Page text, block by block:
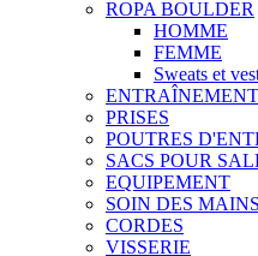
ROPA BOULDER
HOMME
FEMME
Sweats et
ENTRAÎNEMENT
PRISES
POUTRES
SACS POUR
EQUIPEMENT
SOIN DES MAINS
CORDES
VISSERIE